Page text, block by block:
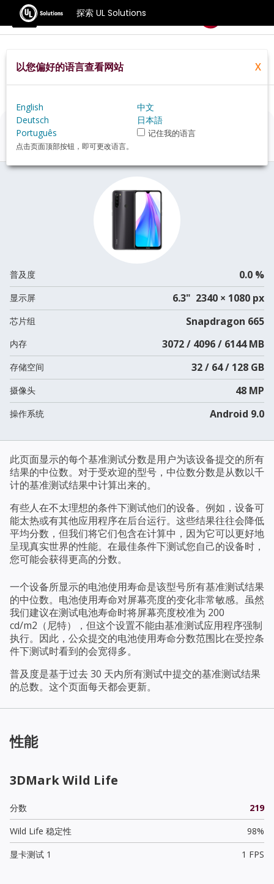
探索 UL Solutions
基准测试
Home Zh Hans Hardware
Xiaomi+Redmi+Note+8T+review
Xiaomi Redmi Note 8T
普及度 0.0 %
显示屏 6.3" 2340 × 1080 px
芯片组 Snapdragon 665
内存 3072 / 4096 / 6144 MB
存储空间 32 / 64 / 128 GB
摄像头 48 MP
操作系统 Android 9.0
此页面显示的每个基准测试分数是用户为该设备提交的所有
结果的中位数。对于受欢迎的型号，中位数分数是从数以千
计的基准测试结果中计算出来的。
有些人在不太理想的条件下测试他们的设备。例如，设备可
能太热或有其他应用程序在后台运行。这些结果往往会降低
平均分数，但我们将它们包含在计算中，因为它可以更好地
呈现真实世界的性能。在最佳条件下测试您自己的设备时，
您可能会获得更高的分数。
一个设备所显示的电池使用寿命是该型号所有基准测试结果
的中位数。电池使用寿命对屏幕亮度的变化非常敏感。虽然
我们建议在测试电池寿命时将屏幕亮度校准为 200
cd/m2（尼特），但这个设置不能由基准测试应用程序强制
执行。因此，公众提交的电池使用寿命分数范围比在受控条
件下测试时看到的会宽得多。
普及度是基于过去 30 天内所有测试中提交的基准测试结果
的总数。这个页面每天都会更新。
性能
3DMark Wild Life
分数
219
Wild Life 稳定性
98%
显卡测试 1
1 FPS
以您偏好的语言查看网站 X
English
中文
Deutsch
日本語
Português
记住我的语言
点击页面顶部按钮，即可更改语言。